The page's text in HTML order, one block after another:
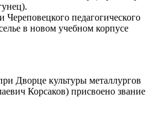
Череповецкого педагогического
в новом учебном корпусе
Дворце культуры металлургов
Корсаков) присвоено звание